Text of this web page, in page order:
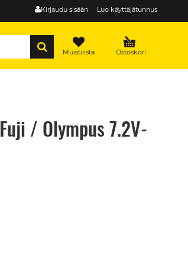
Kirjaudu sisään Luo käyttäjätunnus
Ostoskori
Muistilista
/ Olympus 7.2V-